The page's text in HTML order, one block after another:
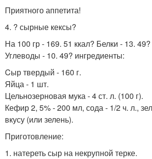
Приятного аппетита!
4. ? сырные кексы?
На 100 гр - 169. 51 ккал? Белки - 13.
Углеводы - 10. 49? ингредиенты:
Cыр твердый - 160 г.
Яйца - 1 шт.
Цельнозерновая мука - 4 ст. л. (100 г).
Кефир 2, 5% - 200 мл, сода - 1/2 ч. л.,
вкусу (или зелень).
Приготовление:
1. натереть сыр на некрупной терке.